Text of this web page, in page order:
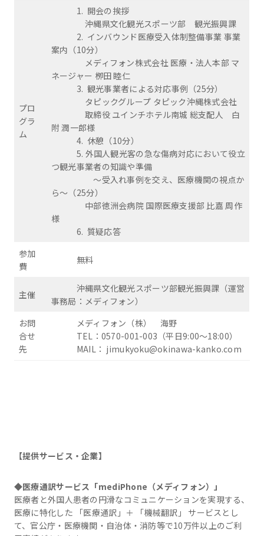
プロ
グラ
ム
1. 開会の挨拶
沖縄県文化観光スポーツ部 観光振興課
2. インバウンド医療受入体制整備事業 事業
案内（10分）
メディフォン株式会社 医療・法人本部 マ
ネージャー 栁田 睦仁
3. 観光事業者による対応事例（25分）
タピックグループ タピック沖縄株式会社
取締役 ユインチホテル南城 総支配人 白
附 潤一郎様
4. 休憩（10分）
5. 外国人観光客の急な傷病対応において役立
つ観光事業者の知識や準備
〜受入れ事例を交え、医療機関の視点か
ら〜（25分）
中部徳洲会病院 国際医療支援部 比嘉 周作
様
6. 質疑応答
参加
費
無料
主催
沖縄県文化観光スポーツ部観光振興課（運営
事務局：メディフォン）
お問
合せ
先
メディフォン（株） 海野
TEL：0570-001-003（平日9:00～18:00）
MAIL： jimukyoku@okinawa-kanko.com
【提供サービス・企業】
◆医療通訳サービス「mediPhone（メディフォン）」
医療者と外国人患者の円滑なコミュニケーションを実現する、
医療に特化した 「医療通訳」＋ 「機械翻訳」 サービスとし
て、官公庁・医療機関・自治体・消防等で10万件以上のご利